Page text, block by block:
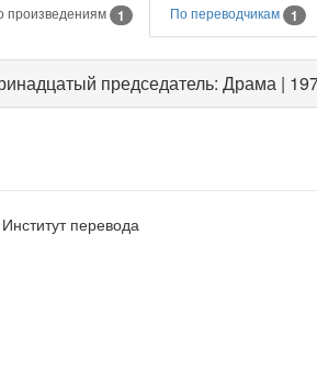
произведениям 1 По переводчикам 1
председатель: Драма |
перевода